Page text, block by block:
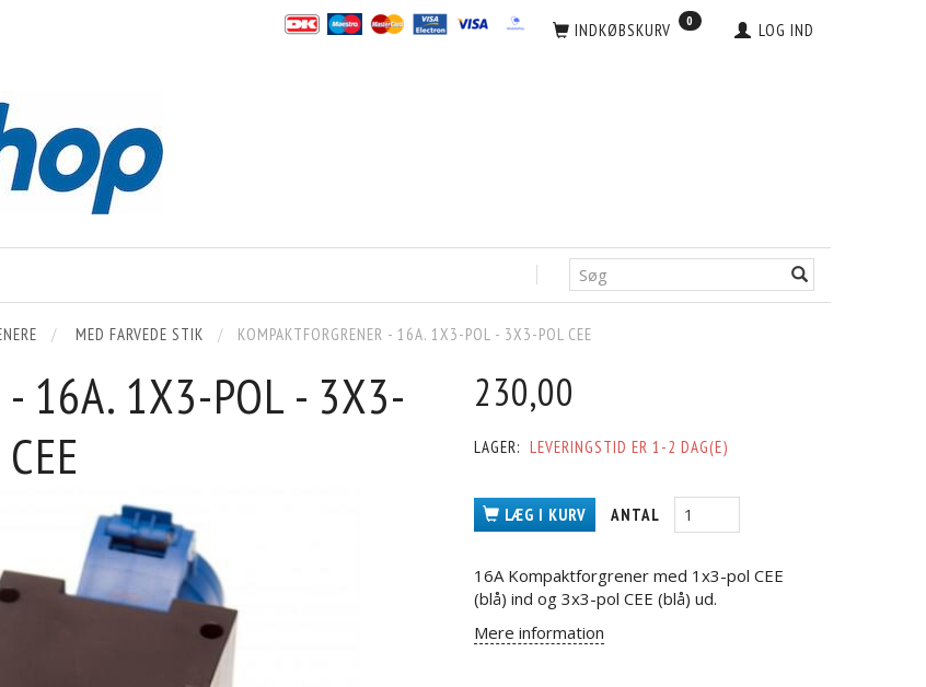
LOG IND
INDKØBSKURV 0
MED FARVEDE STIK KOMPAKTFORGRENER - 16A. 1X3-POL - 3X3-POL CEE
- 16A. 1X3-POL - 3X3-
230,00
LAGER: LEVERINGSTID ER 1-2 DAG(E)
LÆG I KURV ANTAL
16A Kompaktforgrener med 1x3-pol CEE
(blå) ind og 3x3-pol CEE (blå) ud.
Mere information